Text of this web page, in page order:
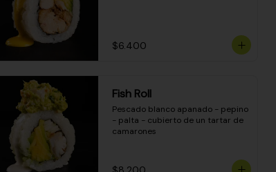
$6.400
Fish Roll
Pescado blanco apanado - pepino
- palta - cubierto de un tartar de
camarones